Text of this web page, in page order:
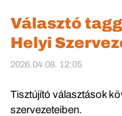
Választó
Helyi
2026.04.08. 12:05
Tisztújító választások
szervezeteiben.